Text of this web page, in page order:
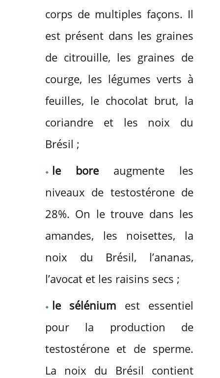
corps de multiples façons. Il
est présent dans les graines
de citrouille, les graines de
courge, les légumes verts à
feuilles, le chocolat brut, la
coriandre et les noix du
Brésil ;
le bore augmente les
niveaux de testostérone de
28%. On le trouve dans les
amandes, les noisettes, la
noix du Brésil, l’ananas,
l’avocat et les raisins secs ;
le sélénium est essentiel
pour la production de
testostérone et de sperme.
La noix du Brésil contient